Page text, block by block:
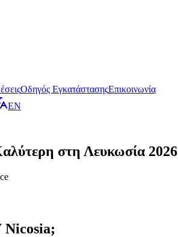
Οδηγός ΕγκατάστασηςΕπικοινωνία
EN
στη Λευκωσία 2026
Nicosia;